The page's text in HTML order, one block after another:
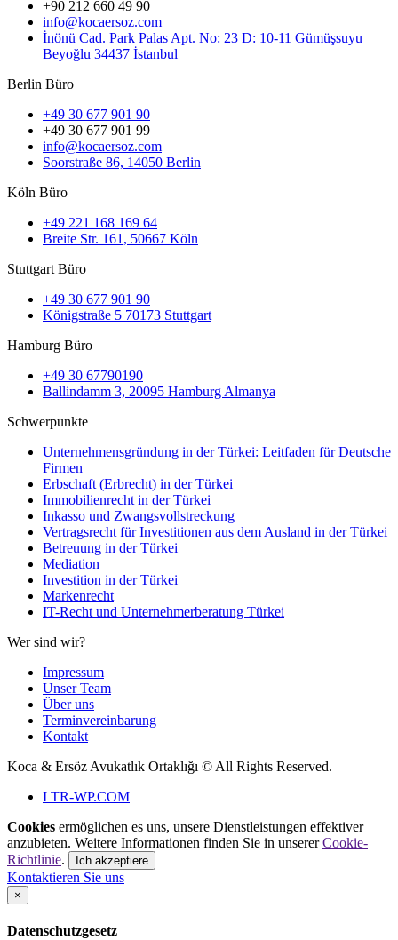
+90 212 660 49 90
info@kocaersoz.com
İnönü Cad. Park Palas Apt. No: 23 D: 10-11 Gümüşsuyu
Beyoğlu 34437 İstanbul
Berlin Büro
+49 30 677 901 90
+49 30 677 901 99
info@kocaersoz.com
Soorstraße 86, 14050 Berlin
Köln Büro
+49 221 168 169 64
Breite Str. 161, 50667 Köln
Stuttgart Büro
+49 30 677 901 90
Königstraße 5 70173 Stuttgart
Hamburg Büro
+49 30 67790190
Ballindamm 3, 20095 Hamburg Almanya
Schwerpunkte
Unternehmensgründung in der Türkei: Leitfaden für Deutsche
Firmen
Erbschaft (Erbrecht) in der Türkei
Immobilienrecht in der Türkei
Inkasso und Zwangsvollstreckung
Vertragsrecht für Investitionen aus dem Ausland in der Türkei
Betreuung in der Türkei
Mediation
Investition in der Türkei
Markenrecht
IT-Recht und Unternehmerberatung Türkei
Wer sind wir?
Impressum
Unser Team
Über uns
Terminvereinbarung
Kontakt
Koca & Ersöz Avukatlık Ortaklığı © All Rights Reserved.
I TR-WP.COM
Cookies ermöglichen es uns, unsere Dienstleistungen effektiver
anzubieten. Weitere Informationen finden Sie in unsererCookie-
Richtlinie. Ich akzeptiere
Kontaktieren Sie uns
×
Datenschutzgesetz